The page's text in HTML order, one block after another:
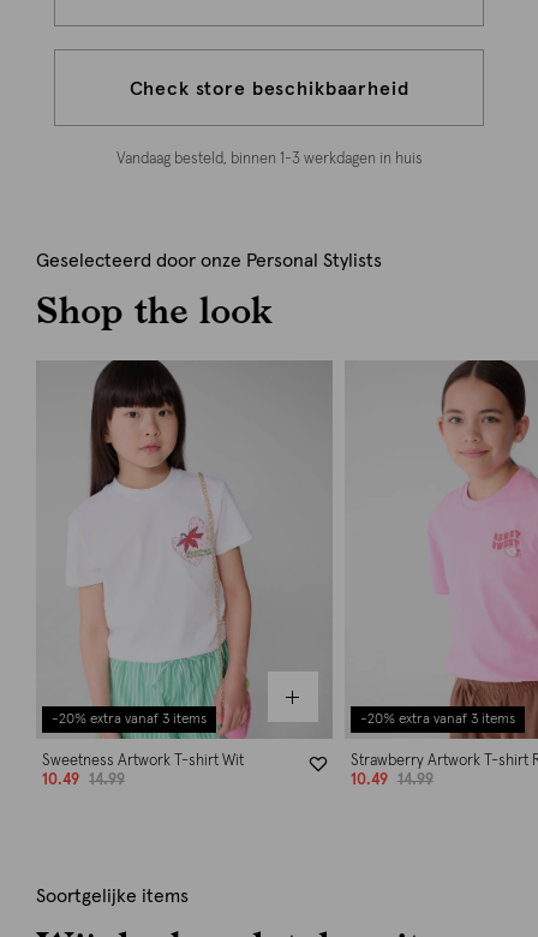
Check store beschikbaarheid
Vandaag besteld, binnen 1-3 werkdagen in huis
Geselecteerd door onze Personal Stylists
Shop the look
-20% extra vanaf 3 items
Sweetness Artwork T-shirt Wit
10.49
14.99
-20% extra vanaf 3 items
Strawberry Artwork T-shirt
10.49
14.99
Soortgelijke items